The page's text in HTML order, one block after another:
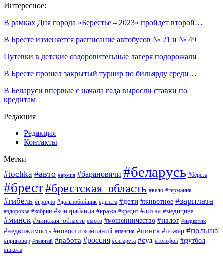
Интересное:
В рамках Дня города «Берестье – 2023» пройдет второй…
В Бресте изменяется расписание автобусов № 21 и № 49
Путевки в детские оздоровительные лагеря подорожали
В Бресте прошел закрытый турнир по бильярду среди…
В Беларуси впервые с начала года выросли ставки по
кредитам
Редакция
Редакция
Контакты
Метки
#tochka #авто #армия #барановичи #беларусь #берёза
#брест#брестская_область #вело #германия
#гибель #гродно #дальнобойщик #деньга #дети #животное #зарплата
#здоровье #кобрин #контрабанда #кража #кредит #литва #медицина
#минск #минская_область #мото #мошенничество #налог #наркотик
#недвижимость #новости компаний #пенсия #пинск #пожар #польша
#приговор #пьяный #работа #россия #сигарета #суд #телефон #футбол
#школа